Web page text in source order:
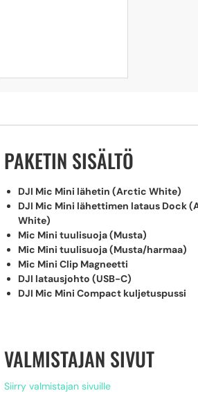
PAKETIN SISÄLTÖ
DJI Mic Mini lähetin (Arctic White)
DJI Mic Mini lähettimen lataus Dock
White)
Mic Mini tuulisuoja (Musta)
Mic Mini tuulisuoja (Musta/harmaa)
Mic Mini Clip Magneetti
DJI latausjohto (USB-C)
DJI Mic Mini Compact kuljetuspussi
VALMISTAJAN SIVUT
Siirry valmistajan sivuille